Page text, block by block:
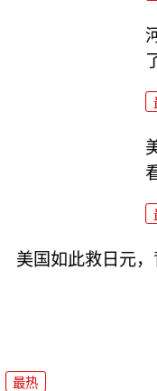
美国如此救日元，
最热